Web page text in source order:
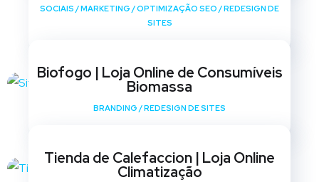
SOCIAIS /MARKETING /OPTIMIZAÇÃO SEO /REDESIGN DE
SITES
Biofogo | Loja Online de Consumíveis
Biomassa
BRANDING /REDESIGN DE SITES
Tienda de Calefaccion | Loja Online
Climatização